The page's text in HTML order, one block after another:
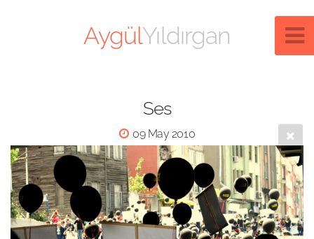
AygülYıldırgan
Ses
09 May 2010